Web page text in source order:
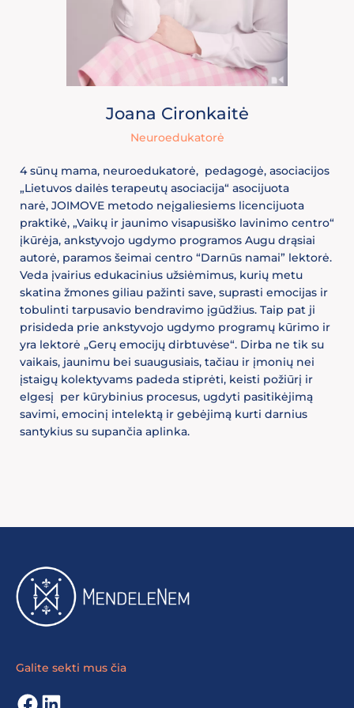
Joana Cironkaitė
Neuroedukatorė
4 sūnų mama, neuroedukatorė, pedagogė, asociacijos
„Lietuvos dailės terapeutų asociacija“ asocijuota
narė, JOIMOVE metodo neįgaliesiems licencijuota
praktikė, „Vaikų ir jaunimo visapusiško lavinimo centro“
įkūrėja, ankstyvojo ugdymo programos Augu drąsiai
autorė, paramos šeimai centro “Darnūs namai” lektorė.
Veda įvairius edukacinius užsiėmimus, kurių metu
skatina žmones giliau pažinti save, suprasti emocijas ir
tobulinti tarpusavio bendravimo įgūdžius. Taip pat ji
prisideda prie ankstyvojo ugdymo programų kūrimo ir
yra lektorė „Gerų emocijų dirbtuvėse“. Dirba ne tik su
vaikais, jaunimu bei suaugusiais, tačiau ir įmonių nei
įstaigų kolektyvams padeda stiprėti, keisti požiūrį ir
elgesį per kūrybinius procesus, ugdyti pasitikėjimą
savimi, emocinį intelektą ir gebėjimą kurti darnius
santykius su supančia aplinka.
Galite sekti mus čia
Facebook LinkedIn